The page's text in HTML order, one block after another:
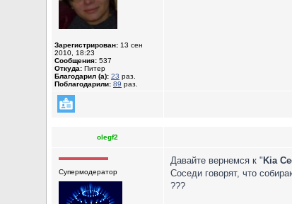
Зарегистрирован: 13 сен
2010, 18:23
Сообщения: 537
Откуда: Питер
Благодарил (а): 23 раз.
Поблагодарили: 89 раз.
olegf2
Супермодератор
Давайте вернемся к " Kia
Соседи говорят, что
???